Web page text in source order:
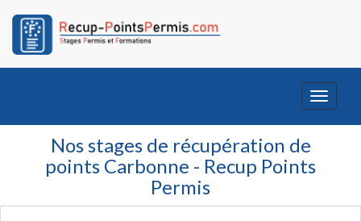
Toggle
Nos stages de récupération de
points Carbonne - Recup Points
Permis